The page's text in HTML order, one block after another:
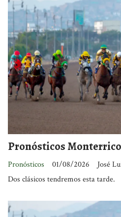
Pronósticos
José
Pronósticos
01/08/2026
Dos clásicos tendremos esta tarde.